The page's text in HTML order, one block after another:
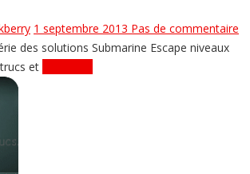
1 septembre 2013 Pas de commentaire
des solutions Submarine Escape niveaux
et